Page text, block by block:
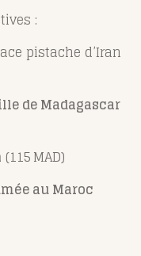
:
pistache d’Iran
de Madagascar
(115 MAD)
au Maroc